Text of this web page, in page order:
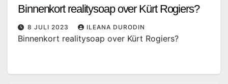
Binnenkort realitysoap over Kürt Rogiers?
8 JULI 2023 ILEANA DURODIN
Binnenkort realitysoap over Kürt Rogiers?